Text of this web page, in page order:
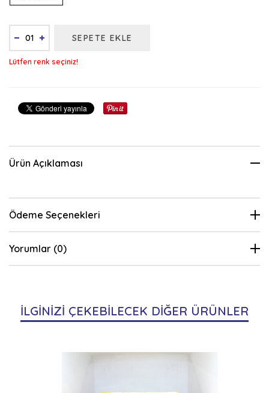
SEPETE EKLE
Lütfen renk seçiniz!
Ürün Açıklaması
Ödeme Seçenekleri
Yorumlar (0)
İLGİNİZİ ÇEKEBİLECEK DİĞER ÜRÜNLER